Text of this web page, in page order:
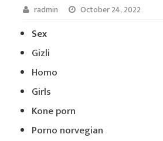
radmin October 24, 2022
Sex
Gizli
Homo
Girls
Kone porn
Porno norvegian